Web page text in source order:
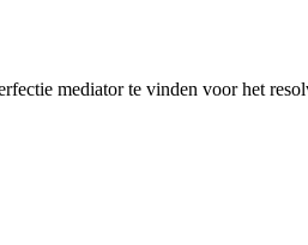
mediator te vinden voor het